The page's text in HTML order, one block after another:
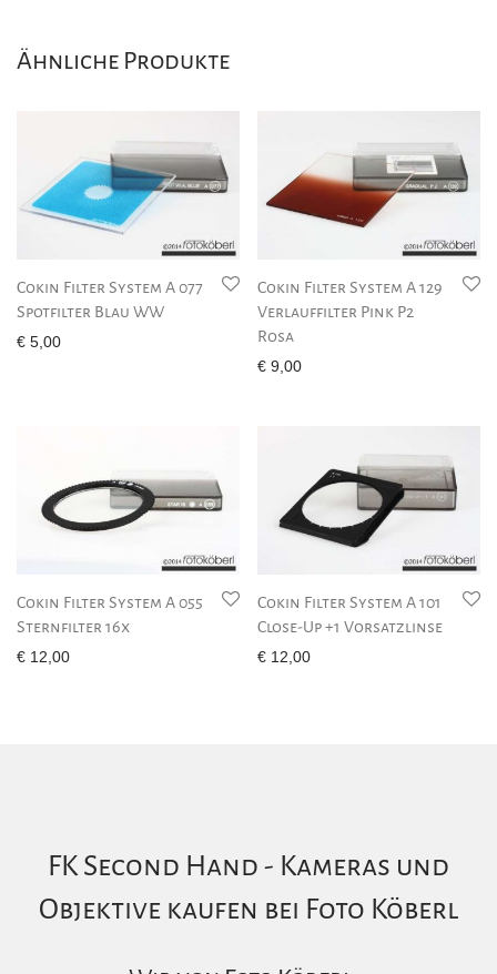
Ähnliche Produkte
Cokin Filter System A 077
Spotfilter Blau WW
€ 5,00
Cokin Filter System A 129
Verlauffilter Pink P2
Rosa
€ 9,00
Cokin Filter System A 055
Sternfilter 16x
€ 12,00
Cokin Filter System A 101
Close-Up +1 Vorsatzlinse
€ 12,00
FK Second Hand - Kameras und
Objektive kaufen bei Foto Köberl